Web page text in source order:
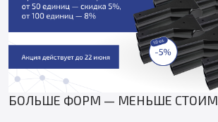
БОЛЬШЕ ФОРМ — МЕНЬШЕ